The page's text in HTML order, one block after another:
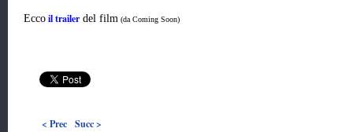
Ecco il trailer del film (da Coming Soon)
< Prec Succ >